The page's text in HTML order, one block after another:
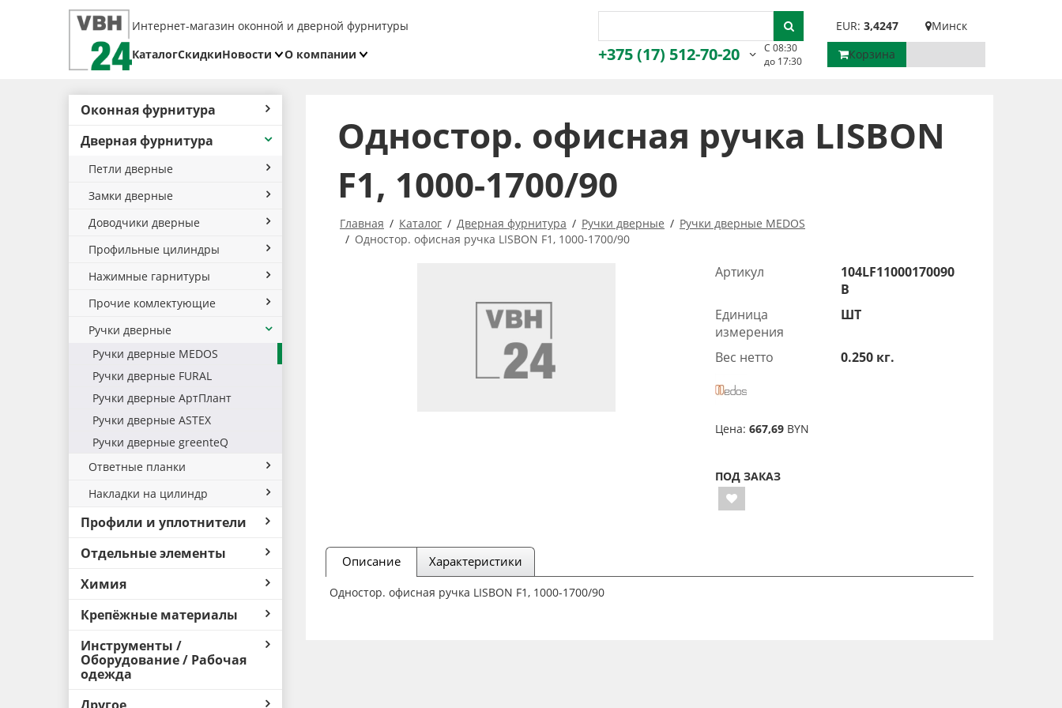
Интернет-магазин оконной и дверной фурнитуры EUR: 3,4247
Минск
КаталогСкидкиНовости
О компании
Возврат
+375 (17) 512-70-20
С 08:30
до 17:30
Корзина
Оконная фурнитура
Дверная фурнитура
Петли дверные
Замки дверные
Доводчики дверные
Профильные цилиндры
Нажимные гарнитуры
Прочие комлектующие
Ручки дверные
Ручки дверные MEDOS
Ручки дверные FURAL
Ручки дверные АртПлант
Ручки дверные ASTEX
Ручки дверные greenteQ
Ответные планки
Накладки на цилиндр
Профили и уплотнители
Отдельные элементы
Химия
Крепёжные материалы
Инструменты /
Оборудование / Рабочая
одежда
Одностор. офисная ручка LISBON
F1, 1000-1700/90
Главная Каталог Дверная фурнитура Ручки дверные
Ручки дверные MEDOS
Одностор. офисная ручка LISBON F1, 1000-1700/90
Артикул
104LF11000170090
B
Единица
измерения
ШТ
Вес нетто 0.250 кг.
Цена: 667,69 BYN
ПОД ЗАКАЗ
Описание Характеристики
Одностор. офисная ручка LISBON F1, 1000-1700/90